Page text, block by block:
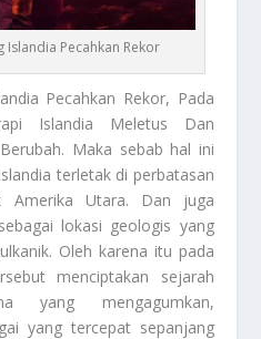
Islandia Pecahkan Rekor
Pecahkan Rekor, Pada
Islandia Meletus Dan
Maka sebab hal ini
terletak di perbatasan
Amerika Utara. Dan juga
lokasi geologis yang
Oleh karena itu pada
menciptakan sejarah
yang mengagumkan,
yang tercepat sepanjang